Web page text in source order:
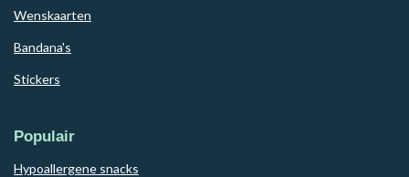
Wenskaarten
Bandana's
Stickers
Populair
Hypoallergene snacks